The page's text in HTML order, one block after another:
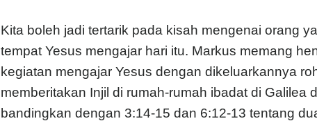
Kita boleh jadi tertarik pada kisah mengenai orang
tempat Yesus mengajar hari itu. Markus memang
kegiatan mengajar Yesus dengan dikeluarkannya
memberitakan Injil di rumah-rumah ibadat di Galilea
bandingkan dengan 3:14-15 dan 6:12-13 tentang